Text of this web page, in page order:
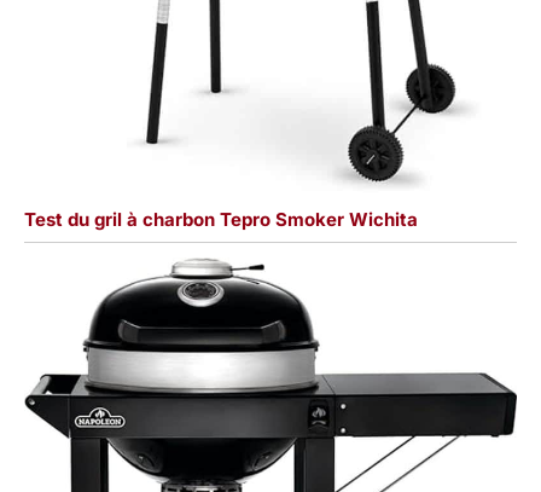
Test du gril à charbon Tepro Smoker Wichita